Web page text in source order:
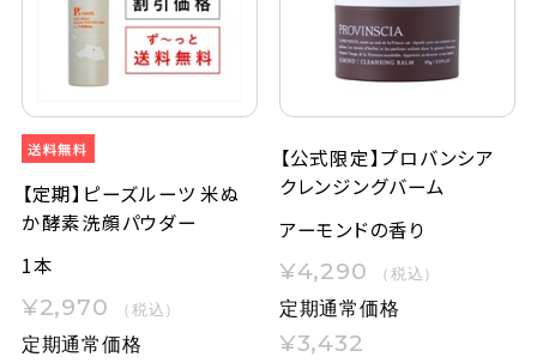
定期購入
お問い合わせ
ペリカン石鹸について
ご利用案内
よくあるご質問
【定期】ピーズルーツ 米ぬ
か酵素洗顔パウダー
1本
¥2,970 （税込）
定期通常価格
【公式限定】プロバンシア
クレンジングバーム
アーモンドの香り
¥4,290 （税込）
定期通常価格
¥3,432